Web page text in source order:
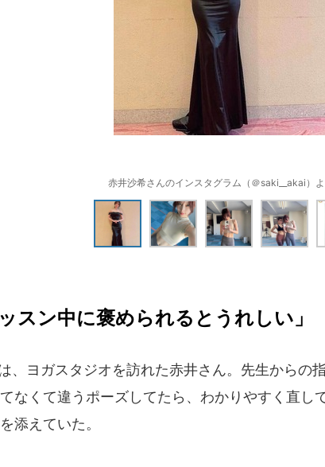
赤井沙希さんのインスタグラム（＠saki__akai）よ
ッスン中に褒められるとうれしい」
、ヨガスタジオを訪れた赤井さん。先生からの
なくて違うポーズしてたら、わかりやすく直し
添えていた。